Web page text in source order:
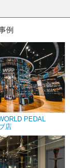
例
PEDAL
店